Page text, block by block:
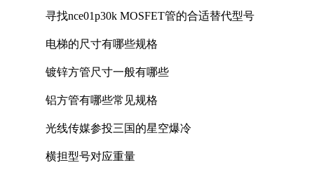
寻找nce01p30k MOSFET管的合适替代型号
电梯的尺寸有哪些规格
镀锌方管尺寸一般有哪些
铝方管有哪些常见规格
光线传媒参投三国的星空爆冷
横担型号对应重量